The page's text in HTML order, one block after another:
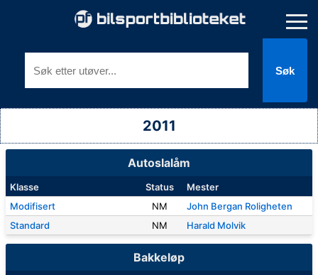
Søk
2011
Autoslalåm
Klasse Status
Mester
Modifisert
NM
John Bergan Roligheten
Standard
NM Harald Molvik
Bakkeløp